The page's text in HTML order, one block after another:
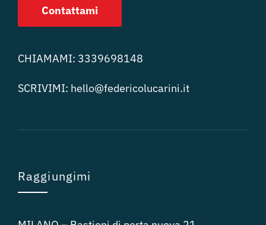
Contattami
CHIAMAMI: 3339698148
SCRIVIMI: hello@federicolucarini.it
Raggiungimi